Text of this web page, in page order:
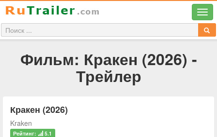
Фильм: Кракен (2026) -
Трейлер
Кракен (2026)
Kraken
Рейтинг: 5.1